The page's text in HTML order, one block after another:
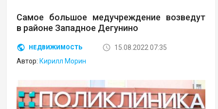
Самое большое медучреждение возведут
в районе Западное Дегунино
НЕДВИЖИМОСТЬ
15.08.2022 07:35
Автор: Кирилл Морин